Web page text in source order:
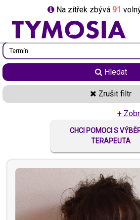
Na zítřek zbývá 91
Hledat
Zrušit filtr
+
CHCI POMOCI S
TERAPEUTA